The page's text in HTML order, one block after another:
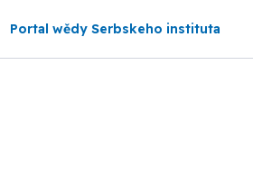
Portal wědy Serbskeho instituta